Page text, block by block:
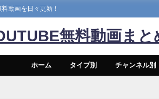
動画を日々更新！
無料動画まと
ホーム タイプ別 チャンネル別